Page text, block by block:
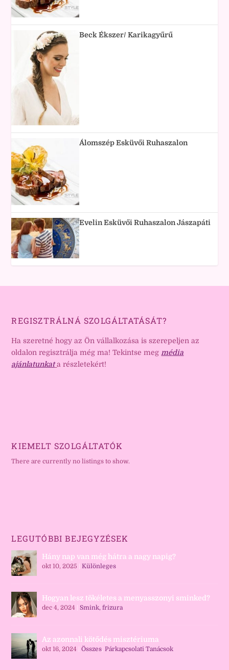
Beck Ékszer/ Karikagyűrű
Álomszép Esküvői Ruhaszalon
Evelin Esküvői Ruhaszalon Jászapáti
REGISZTRÁLNÁ SZOLGÁLTATÁSÁT?
Ha szeretné hogy az Ön vállalkozása is szerepeljen az
oldalon regisztrálja még ma! Tekintse meg média
ajánlatunkat a részletekért!
KIEMELT SZOLGÁLTATÓK
There are currently no listings to show.
LEGUTÓBBI BEJEGYZÉSEK
Hány nap van még hátra a nagy napig?
okt 10, 2025 |Különleges
Hogyan lesz tökéletes a menyasszonyi sminked?
dec 4, 2024 |Smink, frizura
Az azonnali kötődés misztériuma
okt 16, 2024 |Összes,Párkapcsolati Tanácsok